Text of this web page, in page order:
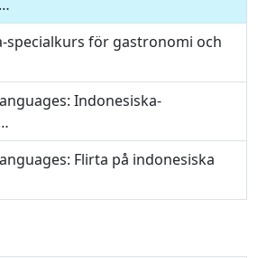
specialkurs för gastronomi och
Indonesiska-
Flirta på indonesiska